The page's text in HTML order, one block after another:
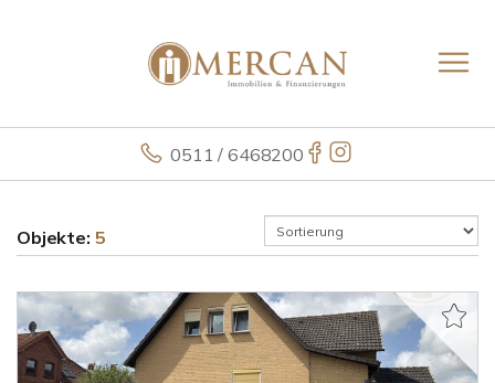
0511 / 6468200
Objekte: 5